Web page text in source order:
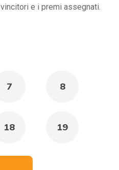
e i premi assegnati.
7 8
18 19